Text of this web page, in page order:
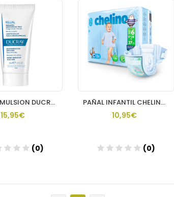
Añadir Añadir
KELUAL EMULSION DUCRAY 50 ML
15,95€
(0)
PAÑAL INFANTIL CHELINO FASHION & LOVE T 6 (17 28 KG) 27 P
10,95€
(0)